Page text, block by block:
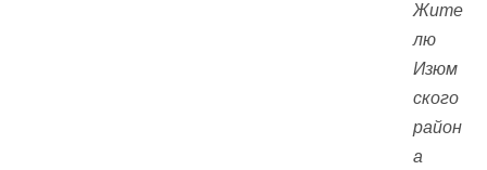
Жите
лю
Изюм
ского
район
а